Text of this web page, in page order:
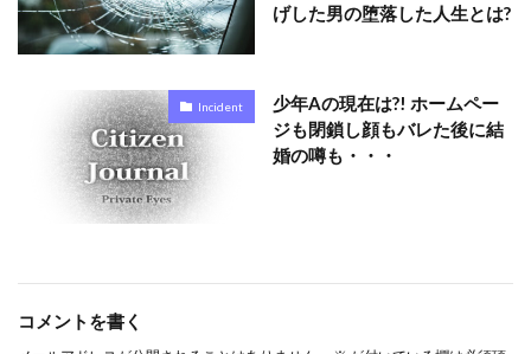
げした男の堕落した人生とは?
Incident
少年Aの現在は?! ホームペー
ジも閉鎖し顔もバレた後に結
婚の噂も・・・
コメントを書く